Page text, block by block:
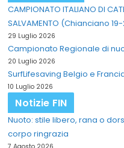
CAMPIONATO ITALIANO DI
SALVAMENTO (Chianciano
29 Luglio 2026
Campionato Regionale di
20 Luglio 2026
SurfLifesaving Belgio e
10 Luglio 2026
Notizie FIN
Nuoto: stile libero, rana o
corpo ringrazia